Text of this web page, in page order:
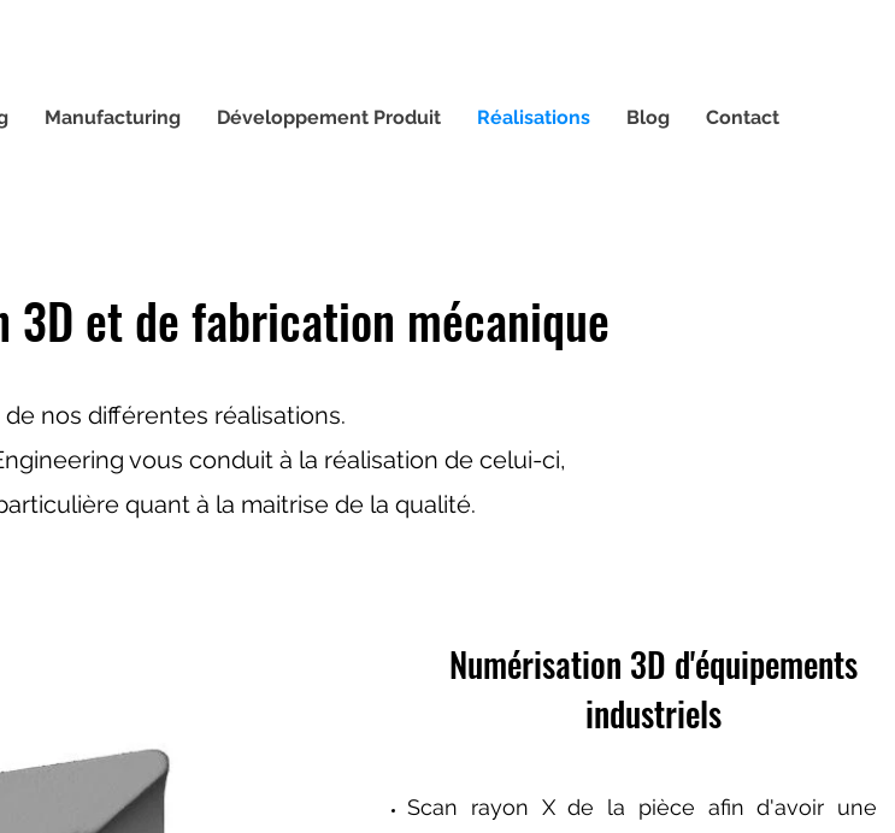
Manufacturing Développement Produit Réalisations Blog Contact
et de fabrication mécanique
nos différentes réalisations.
vous conduit à la réalisation de celui-ci,
quant à la maitrise de la qualité.
Numérisation 3D d'équipements
industriels
Scan rayon X de la pièce afin d'avoir une